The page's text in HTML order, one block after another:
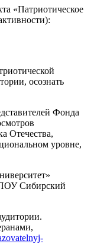
«Патриотическое
осознать
Фонда
Отечества,
уровне,
Сибирский